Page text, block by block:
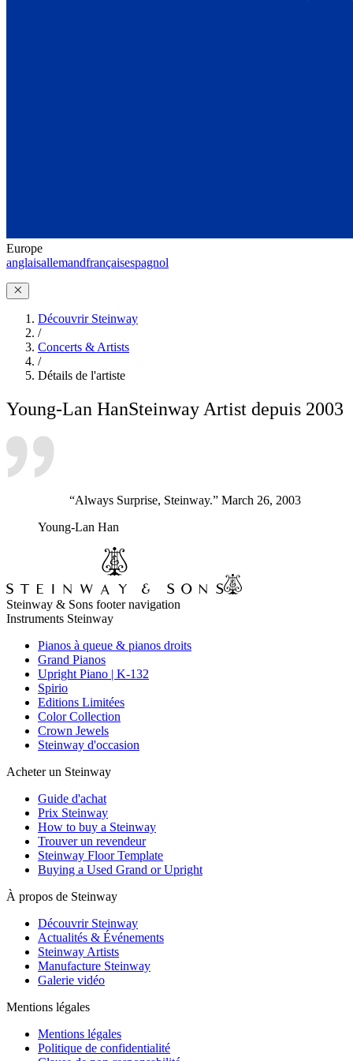
Europe
anglaisallemandfrançaisespagnol
Découvrir Steinway
/
Concerts & Artists
/
Détails de l'artiste
Young-Lan HanSteinway Artist depuis 2003
“Always Surprise, Steinway.” March 26, 2003
Young-Lan Han
Steinway & Sons footer navigation
Instruments Steinway
Pianos à queue & pianos droits
Grand Pianos
Upright Piano | K-132
Spirio
Editions Limitées
Color Collection
Crown Jewels
Steinway d'occasion
Acheter un Steinway
Guide d'achat
Prix Steinway
How to buy a Steinway
Trouver un revendeur
Steinway Floor Template
Buying a Used Grand or Upright
À propos de Steinway
Découvrir Steinway
Actualités & Événements
Steinway Artists
Manufacture Steinway
Galerie vidéo
Mentions légales
Mentions légales
Politique de confidentialité